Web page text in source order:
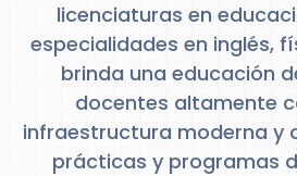
licenciaturas en
especialidades en inglés,
brinda una educación
docentes altamente
infraestructura moderna y
prácticas y programas